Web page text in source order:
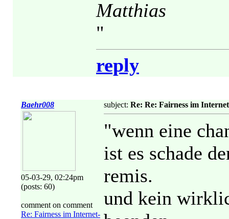
Matthias
"
reply
Baehr008
05-03-29, 02:24pm
(posts: 60)
comment on comment
Re: Fairness im Internet-
subject: Re: Re: Fairness im
"wenn eine
ist es schade
remis.
und kein